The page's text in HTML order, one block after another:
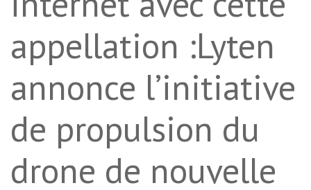
appellation :Lyten
annonce l’initiative
de propulsion du
drone de nouvelle